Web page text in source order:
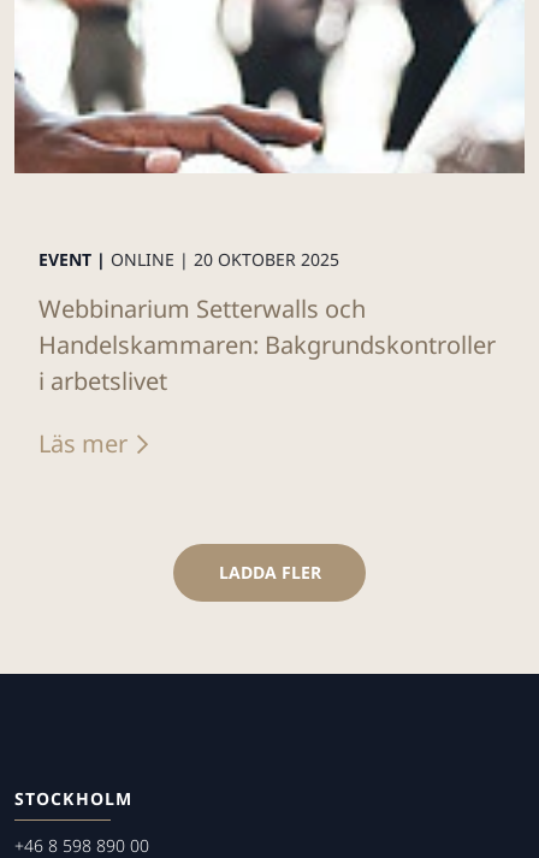
EVENT | ONLINE | 20 OKTOBER 2025
Webbinarium Setterwalls och
Handelskammaren: Bakgrundskontroller
i arbetslivet
Läs mer
LADDA FLER
STOCKHOLM
+46 8 598 890 00